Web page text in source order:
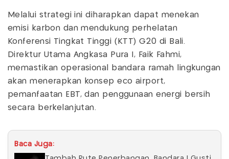
Melalui strategi ini diharapkan dapat menekan
emisi karbon dan mendukung perhelatan
Konferensi Tingkat Tinggi (KTT) G20 di Bali.
Direktur Utama Angkasa Pura I, Faik Fahmi,
memastikan operasional bandara ramah lingkungan
akan menerapkan konsep eco airport,
pemanfaatan EBT, dan penggunaan energi bersih
secara berkelanjutan.
Baca Juga: